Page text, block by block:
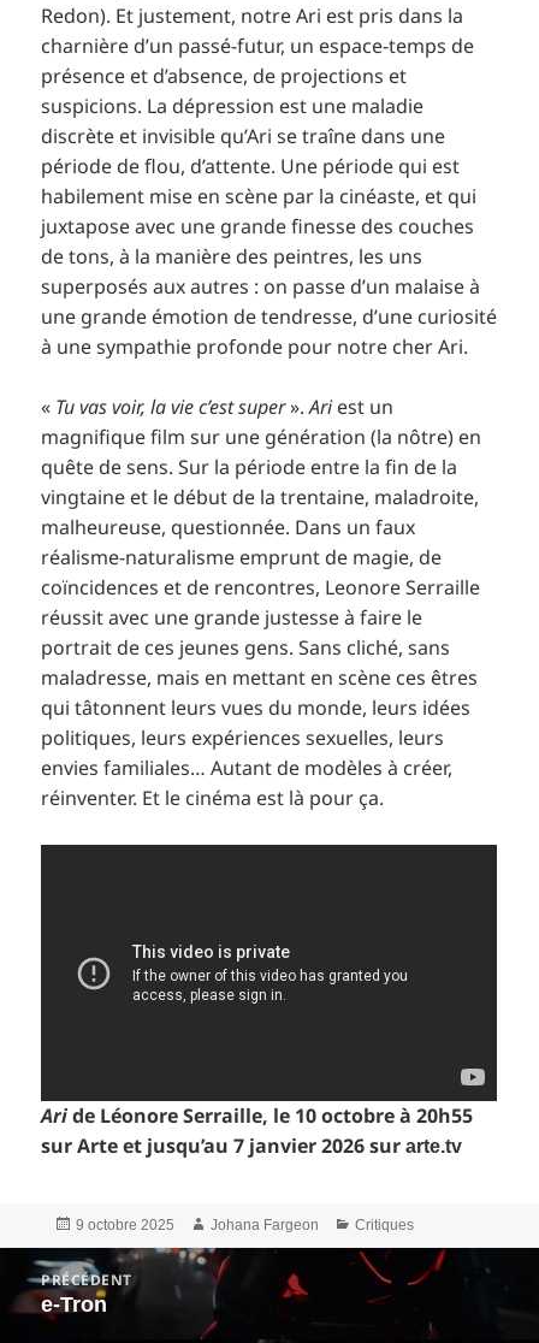
Redon). Et justement, notre Ari est pris dans la
charnière d’un passé-futur, un espace-temps de
présence et d’absence, de projections et
suspicions. La dépression est une maladie
discrète et invisible qu’Ari se traîne dans une
période de flou, d’attente. Une période qui est
habilement mise en scène par la cinéaste, et qui
juxtapose avec une grande finesse des couches
de tons, à la manière des peintres, les uns
superposés aux autres : on passe d’un malaise à
une grande émotion de tendresse, d’une curiosité
à une sympathie profonde pour notre cher Ari.
« Tu vas voir, la vie c’est super».Ariest un
magnifique film sur une génération (la nôtre) en
quête de sens. Sur la période entre la fin de la
vingtaine et le début de la trentaine, maladroite,
malheureuse, questionnée. Dans un faux
réalisme-naturalisme emprunt de magie, de
coïncidences et de rencontres, Leonore Serraille
réussit avec une grande justesse à faire le
portrait de ces jeunes gens. Sans cliché, sans
maladresse, mais en mettant en scène ces êtres
qui tâtonnent leurs vues du monde, leurs idées
politiques, leurs expériences sexuelles, leurs
envies familiales… Autant de modèles à créer,
réinventer. Et le cinéma est là pour ça.
Aride Léonore Serraille, le 10 octobre à 20h55
sur Arte et jusqu’au 7 janvier 2026 surarte.tv
Publié
le
9 octobre 2025 Auteur
Johana Fargeon Catégories
Critiques
Navigation
l’article
PRÉCÉDENT
Article
e-Tron